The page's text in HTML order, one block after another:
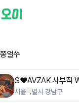
쭝얼쑤
S❤️AVZAK 사부작
서울특별시 강남구